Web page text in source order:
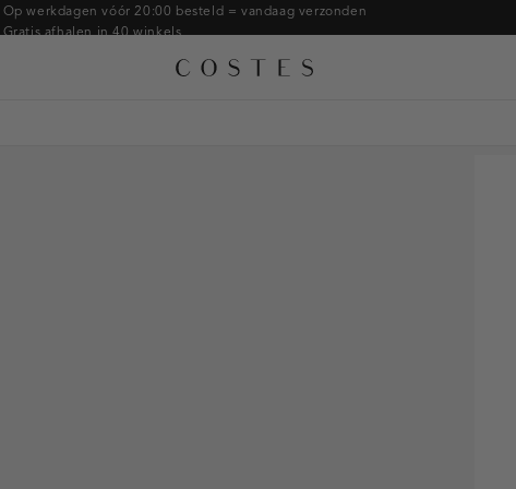
Op werkdagen vóór 20:00 besteld = vandaag verzonden
Gratis afhalen in 40 winkels
Betaal zoals jij wilt: o.a. Bancontact, Riverty, Apple pay & creditcard
Armbanden
Ringen